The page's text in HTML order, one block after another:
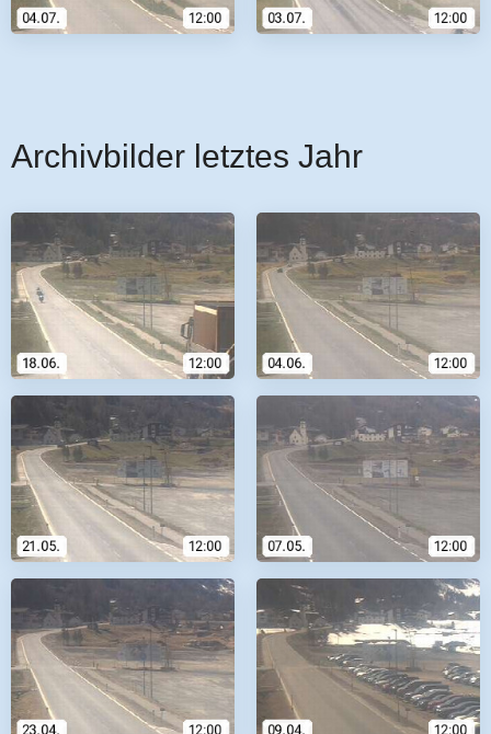
Archivbilder letztes Jahr